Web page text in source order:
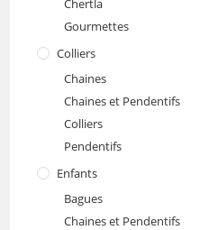
Gourmettes
Colliers
Chaines
Chaines et Pendentifs
Colliers
Pendentifs
Enfants
Bagues
Chaines et Pendentifs